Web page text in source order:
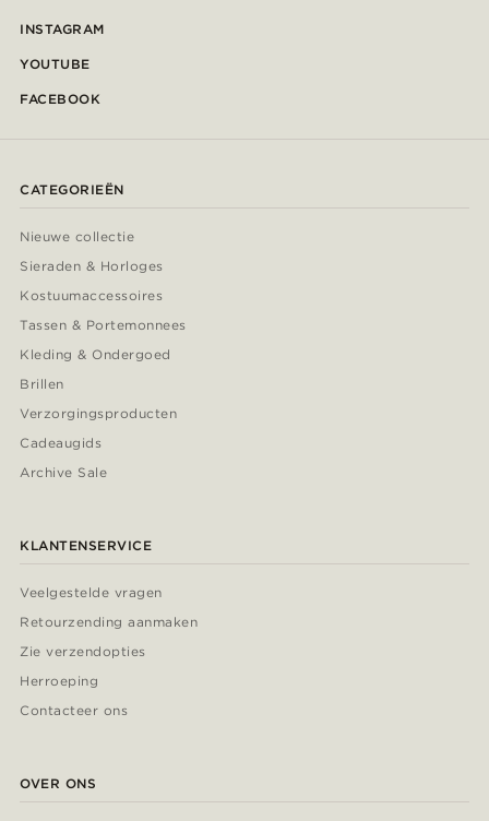
INSTAGRAM
YOUTUBE
FACEBOOK
CATEGORIEËN
Nieuwe collectie
Sieraden & Horloges
Kostuumaccessoires
Tassen & Portemonnees
Kleding & Ondergoed
Brillen
Verzorgingsproducten
Cadeaugids
Archive Sale
KLANTENSERVICE
Veelgestelde vragen
Retourzending aanmaken
Zie verzendopties
Herroeping
Contacteer ons
OVER ONS